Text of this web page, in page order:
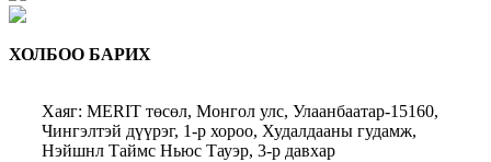
ХОЛБОО БАРИХ
Хаяг: MERIT төсөл, Монгол улс, Улаанбаатар-15160,
Чингэлтэй дүүрэг, 1-р хороо, Худалдааны гудамж,
Нэйшнл Таймс Ньюс Тауэр, 3-р давхар